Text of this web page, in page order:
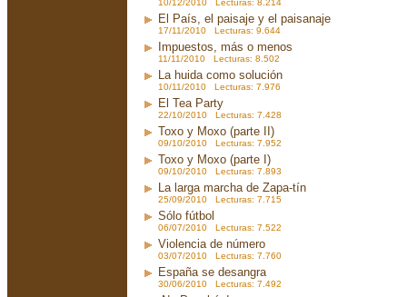
10/12/2010 Lecturas: 8.214
El País, el paisaje y el paisanaje
17/11/2010 Lecturas: 9.644
Impuestos, más o menos
11/11/2010 Lecturas: 8.502
La huida como solución
10/11/2010 Lecturas: 7.976
El Tea Party
22/10/2010 Lecturas: 7.428
Toxo y Moxo (parte II)
09/10/2010 Lecturas: 7.952
Toxo y Moxo (parte I)
09/10/2010 Lecturas: 7.893
La larga marcha de Zapa-tín
25/09/2010 Lecturas: 7.715
Sólo fútbol
06/07/2010 Lecturas: 7.522
Violencia de número
03/07/2010 Lecturas: 7.760
España se desangra
30/06/2010 Lecturas: 7.492